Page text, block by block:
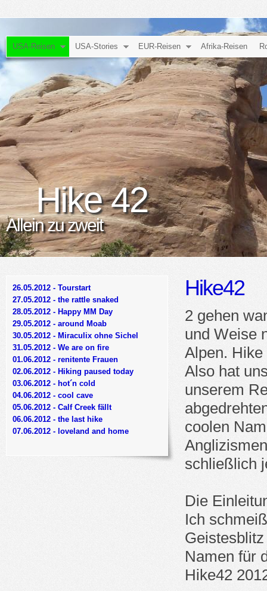
Hike 42
Allein zu zweit
USA-Reisen USA-Stories EUR-Reisen Afrika-Reisen
Hike42
2 gehen
und Weise
Alpen.
Also hat
unserem
coolen
schließlich
Die
Ich
Namen für
Hike42
26.05.2012 - Tourstart
27.05.2012 - the rattle snaked
28.05.2012 - Happy MM Day
29.05.2012 - around Moab
30.05.2012 - Miraculix ohne Sichel
31.05.2012 - We are on fire
01.06.2012 - renitente Frauen
02.06.2012 - Hiking paused today
03.06.2012 - hot´n cold
04.06.2012 - cool cave
05.06.2012 - Calf Creek fällt
06.06.2012 - the last hike
07.06.2012 - loveland and home